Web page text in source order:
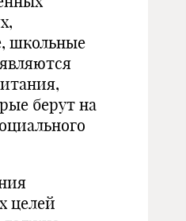
школьные
берут на
целей